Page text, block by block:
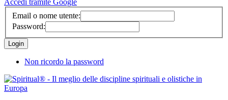
Accedi tramite Google
Email o nome utente:
Password:
Non ricordo la password